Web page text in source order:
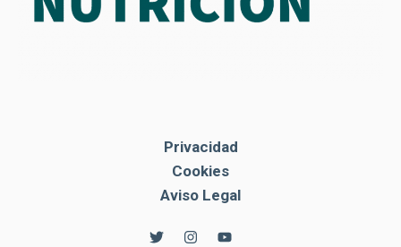
Privacidad
Cookies
Aviso Legal